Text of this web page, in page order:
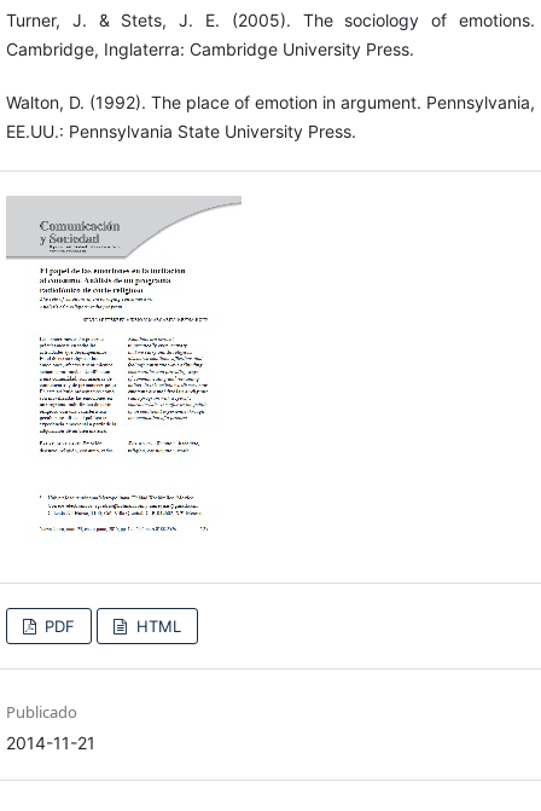
Turner, J. & Stets, J. E. (2005). The sociology of emotions.
Cambridge, Inglaterra: Cambridge University Press.
Walton, D. (1992). The place of emotion in argument. Pennsylvania,
EE.UU.: Pennsylvania State University Press.
PDF HTML
Publicado
2014-11-21